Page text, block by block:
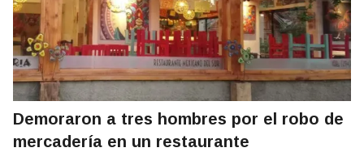
Demoraron a tres hombres por el robo de
mercadería en un restaurante